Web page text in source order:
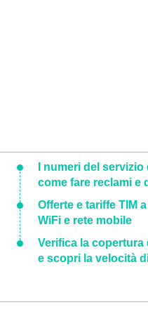
I numeri del
come fare reclami e
Offerte e tariffe TIM
WiFi e rete mobile
Verifica la copertura
e scopri la velocità